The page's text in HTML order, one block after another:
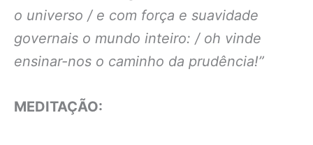
o universo / e com força e suavidade
governais o mundo inteiro: / oh vinde
ensinar-nos o caminho da prudência!”
MEDITAÇÃO: